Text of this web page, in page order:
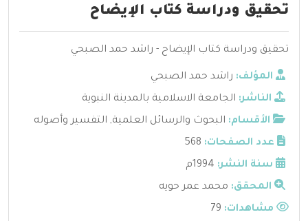
تحقيق ودراسة كتاب الإيضاح
تحقيق ودراسة كتاب الإيضاح - راشد حمد الصبحي
المؤلف: راشد حمد الصبحي
الناشر: الجامعة الاسلامية بالمدينة النبوية
الأقسام: البحوث والرسائل العلمية, التفسير وأصوله
عدد الصفحات: 568
سنة النشر: 1994م
المحقق: محمد عمر حويه
مشاهدات: